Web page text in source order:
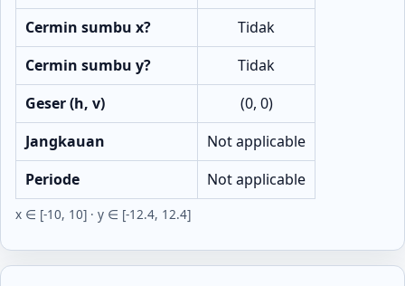
Cermin sumbu x?
Tidak
Cermin sumbu y?
Tidak
Geser (h, v)
(0, 0)
Jangkauan
Not applicable
Periode
Not applicable
x ∈ [-10, 10] · y ∈ [-12.4, 12.4]